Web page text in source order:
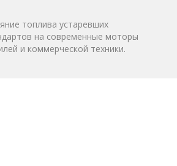
топлива устаревших
на современные моторы
и коммерческой техники.